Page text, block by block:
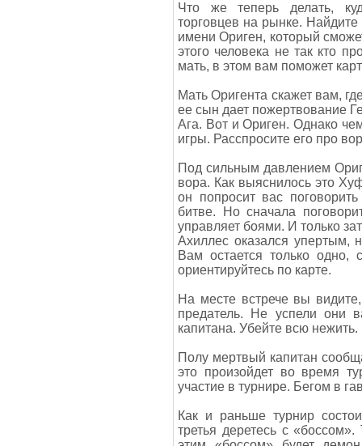
Что же теперь делать,
торговцев на рынке.
имени Ориген, который
этого человека не так кто
мать, в этом вам поможет
Мать Оригента скажет вам,
ее сын дает пожертвование
Ага. Вот и Ориген. Однако
игры. Расспросите его про
Под сильным давлением
вора. Как выяснилось это
он попросит вас
битве. Но сначала
управляет боями. И только
Ахиллес оказался упертым,
Вам остается только одно,
ориентируйтесь по карте.
На месте встрече вы
предатель. Не успели они
капитана. Убейте всю нежить.
Полу мертвый капитан
это произойдет во время
участие в турнире. Бегом в
Как и раньше турнир
третья деретесь с